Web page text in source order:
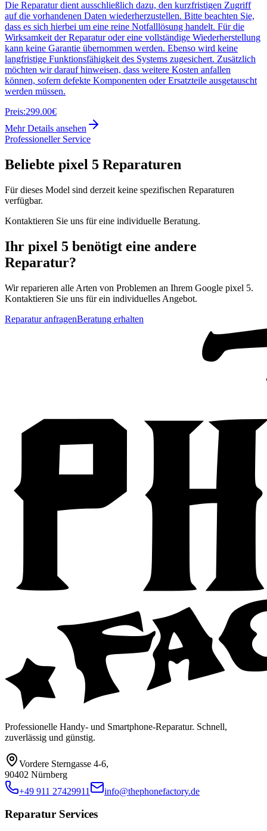
Die Reparatur dient ausschließlich dazu, den kurzfristigen Zugriff
auf die vorhandenen Daten wiederherzustellen. Bitte beachten Sie,
dass es sich hierbei um eine reine Notfalllösung handelt. Für die
Wirksamkeit der Reparatur oder eine vollständige Wiederherstellung
kann keine Garantie übernommen werden. Ebenso wird keine
langfristige Funktionsfähigkeit des Systems zugesichert. Zusätzlich
möchten wir darauf hinweisen, dass weitere Kosten anfallen
können, sofern defekte Komponenten oder Ersatzteile ausgetauscht
werden müssen.
Preis:299.00€
Mehr Details ansehen
Professioneller Service
Beliebte pixel 5 Reparaturen
Für dieses Model sind derzeit keine spezifischen Reparaturen
verfügbar.
Kontaktieren Sie uns für eine individuelle Beratung.
Ihr pixel 5 benötigt eine andere
Reparatur?
Wir reparieren alle Arten von Problemen an Ihrem Google pixel 5.
Kontaktieren Sie uns für ein individuelles Angebot.
Reparatur anfragenBeratung erhalten
Professionelle Handy- und Smartphone-Reparatur. Schnell,
zuverlässig und günstig.
Vordere Sterngasse 4-6,
90402 Nürnberg
+49 911 27429911
info@thephonefactory.de
Reparatur Services